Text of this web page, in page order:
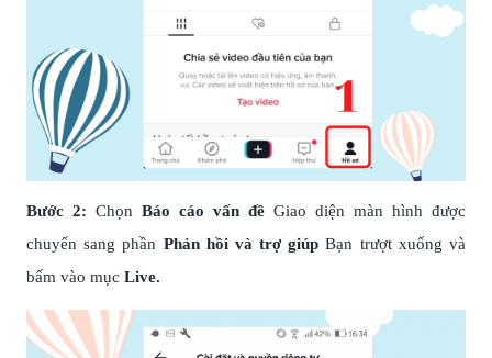
Bước 2: Chọn Báo cáo vấn đề Giao diện màn hình được
chuyển sang phần Phản hồi và trợ giúp Bạn trượt xuống và
bấm vào mục Live.